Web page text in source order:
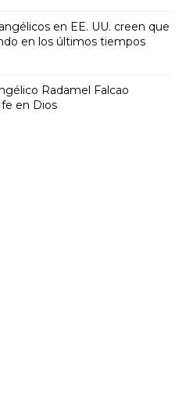
en EE. UU. creen que
en los últimos tiempos
Radamel Falcao
en Dios